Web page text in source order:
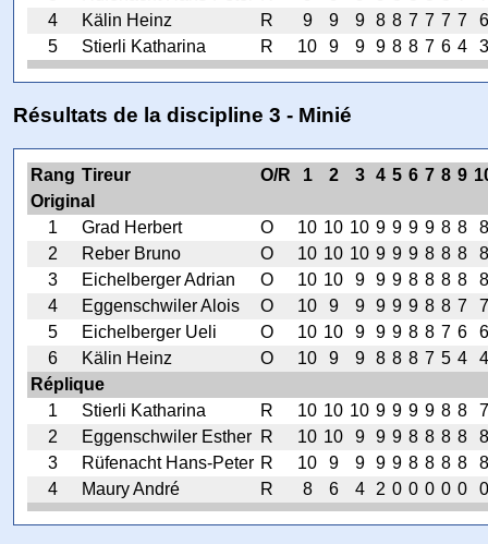
4
Kälin Heinz R 9 9 9 8 8 7 7 7 7
6
5
Stierli Katharina R 10 9 9 9 8 8 7 6 4 3
Résultats de la discipline 3 - Minié
Rang Tireur O/R 1 2 3 4 5 6 7 8 9
Original
1
Grad Herbert O 10 10 10 9 9 9 9 8 8
8
2
Reber Bruno O 10 10 10 9 9 9 8 8 8
8
3
Eichelberger Adrian O 10 10 9 9 9 8 8 8 8
8
4
Eggenschwiler Alois O 10 9 9 9 9 9 8 8 7
7
5
Eichelberger Ueli O 10 10 9 9 9 8 8 7 6
6
6
Kälin Heinz O 10 9 9 8 8 8 7 5 4
4
Réplique
1
Stierli Katharina R 10 10 10 9 9 9 9 8 8
7
2
Eggenschwiler Esther R 10 10 9 9 9 8 8 8 8
8
3
Rüfenacht Hans-Peter R 10 9 9 9 9 8 8 8 8
8
4
Maury André R 8 6 4 2 0 0 0 0 0 0